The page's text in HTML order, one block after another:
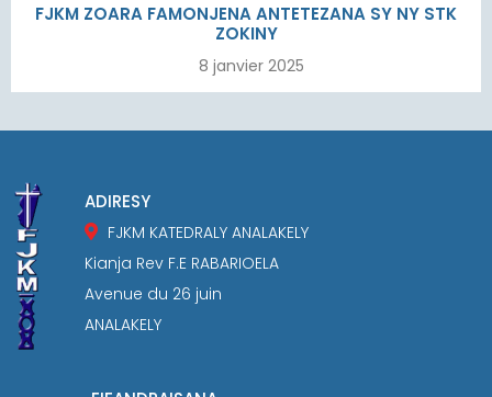
FJKM ZOARA FAMONJENA ANTETEZANA SY NY STK
ZOKINY
8 janvier 2025
ADIRESY
FJKM KATEDRALY ANALAKELY
Kianja Rev F.E RABARIOELA
Avenue du 26 juin
ANALAKELY